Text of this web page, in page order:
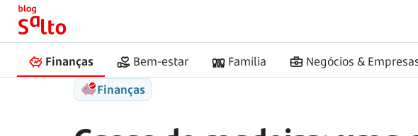
Finanças Bem-estar Família Negócios &
Início
Finanças